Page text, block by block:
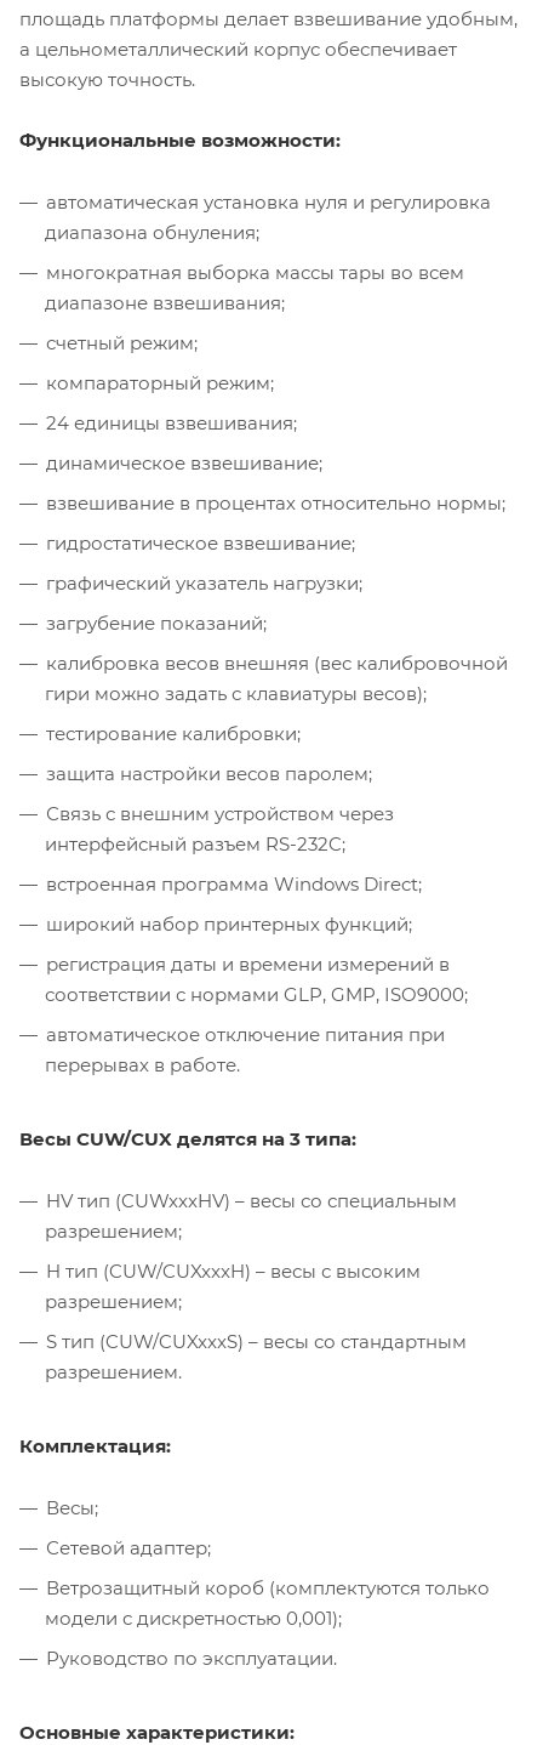
площадь платформы делает взвешивание удобным,
а цельнометаллический корпус обеспечивает
высокую точность.
Функциональные возможности:
автоматическая установка нуля и регулировка
диапазона обнуления;
многократная выборка массы тары во всем
диапазоне взвешивания;
счетный режим;
компараторный режим;
24 единицы взвешивания;
динамическое взвешивание;
взвешивание в процентах относительно нормы;
гидростатическое взвешивание;
графический указатель нагрузки;
загрубение показаний;
калибровка весов внешняя (вес калибровочной
гири можно задать с клавиатуры весов);
тестирование калибровки;
защита настройки весов паролем;
Связь с внешним устройством через
интерфейсный разъем RS-232C;
встроенная программа Windows Direct;
широкий набор принтерных функций;
регистрация даты и времени измерений в
соответствии с нормами GLP, GMP, ISO9000;
автоматическое отключение питания при
перерывах в работе.
Весы CUW/CUX делятся на 3 типа:
HV тип (CUWxxxHV) – весы со специальным
разрешением;
H тип (CUW/CUXxxxH) – весы с высоким
разрешением;
S тип (CUW/CUXxxxS) – весы со стандартным
разрешением.
Комплектация:
Весы;
Сетевой адаптер;
Ветрозащитный короб (комплектуются только
модели с дискретностью 0,001);
Руководство по эксплуатации.
Основные характеристики: